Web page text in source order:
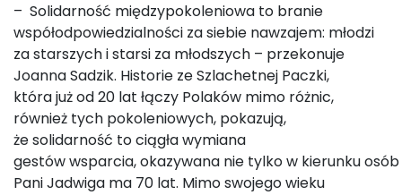
– Solidarność międzypokoleniowa to branie
współodpowiedzialności za siebie nawzajem: młodzi
za starszych i starsi za młodszych – przekonuje
Joanna Sadzik. Historie ze Szlachetnej Paczki,
która już od 20 lat łączy Polaków mimo różnic,
również tych pokoleniowych, pokazują,
że solidarność to ciągła wymiana
gestów wsparcia, okazywana nie tylko w kierunku
Pani Jadwiga ma 70 lat. Mimo swojego wieku